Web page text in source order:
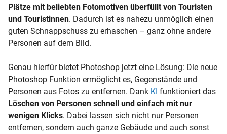
Plätze mit beliebten Fotomotiven überfüllt von Touristen
und Touristinnen. Dadurch ist es nahezu unmöglich einen
guten Schnappschuss zu erhaschen – ganz ohne andere
Personen auf dem Bild.
Genau hierfür bietet Photoshop jetzt eine Lösung: Die neue
Photoshop Funktion ermöglicht es, Gegenstände und
Personen aus Fotos zu entfernen. Dank KI funktioniert das
Löschen von Personen schnell und einfach mit nur
wenigen Klicks. Dabei lassen sich nicht nur Personen
entfernen, sondern auch ganze Gebäude und auch sonst